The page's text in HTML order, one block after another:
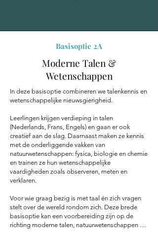
Basisoptie 2A
Moderne Talen &
Wetenschappen
In deze basisoptie combineren we talenkennis en
wetenschappelijke nieuwsgierigheid.
Leerlingen krijgen verdieping in talen
(Nederlands, Frans, Engels) en gaan er ook
creatief aan de slag. Daarnaast maken ze kennis
met de onderliggende vakken van
natuurwetenschappen: fysica, biologie en chemie
en trainen ze hun wetenschappelijke
vaardigheden zoals observeren, meten en
verklaren.
Voor wie graag bezig is met taal én zich vragen
stelt over de wereld rondom zich. Deze brede
basisoptie kan een voorbereiding zijn op de
richting moderne talen, natuurwetenschappen …